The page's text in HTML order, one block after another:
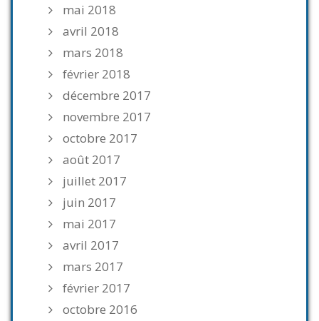
mai 2018
avril 2018
mars 2018
février 2018
décembre 2017
novembre 2017
octobre 2017
août 2017
juillet 2017
juin 2017
mai 2017
avril 2017
mars 2017
février 2017
octobre 2016